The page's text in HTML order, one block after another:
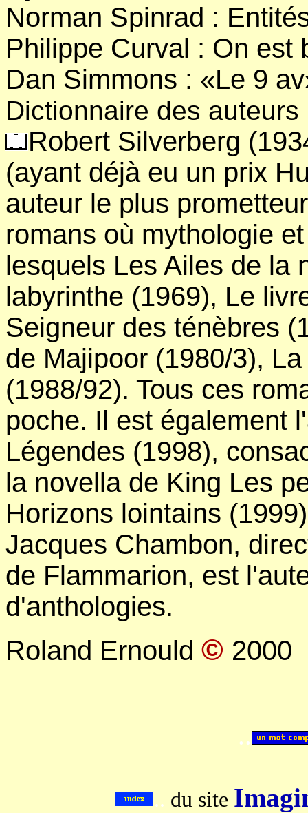
Norman Spinrad :
Philippe Curval : On est
Dan Simmons : «Le 9
Dictionnaire des auteurs
Robert Silverberg
(ayant déjà eu un prix
auteur le plus
romans où mythologie
lesquels Les Ailes de la
labyrinthe (1969), Le
Seigneur des ténèbres
de Majipoor (1980/3),
(1988/92). Tous ces
poche. Il est également
Légendes (1998),
la novella de King Les
Horizons lointains (1999)
Jacques Chambon,
de Flammarion, est
d'anthologies.
Roland Ernould © 2000
..
.. du site